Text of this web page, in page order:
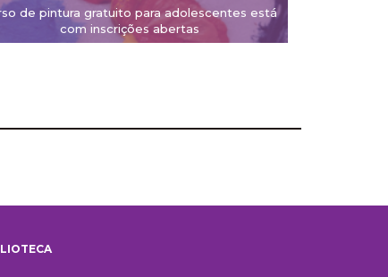
de pintura gratuito para adolescentes está
com inscrições abertas